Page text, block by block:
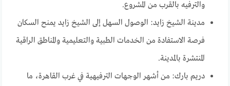
والترفيه بالقرب من المشروع.
مدينة الشيخ زايد: الوصول السهل إلى الشيخ زايد يمنح السكان
فرصة الاستفادة من الخدمات الطبية والتعليمية والمناطق الراقية
المنتشرة بالمدينة.
دريم بارك: من أشهر الوجهات الترفيهية في غرب القاهرة، ما